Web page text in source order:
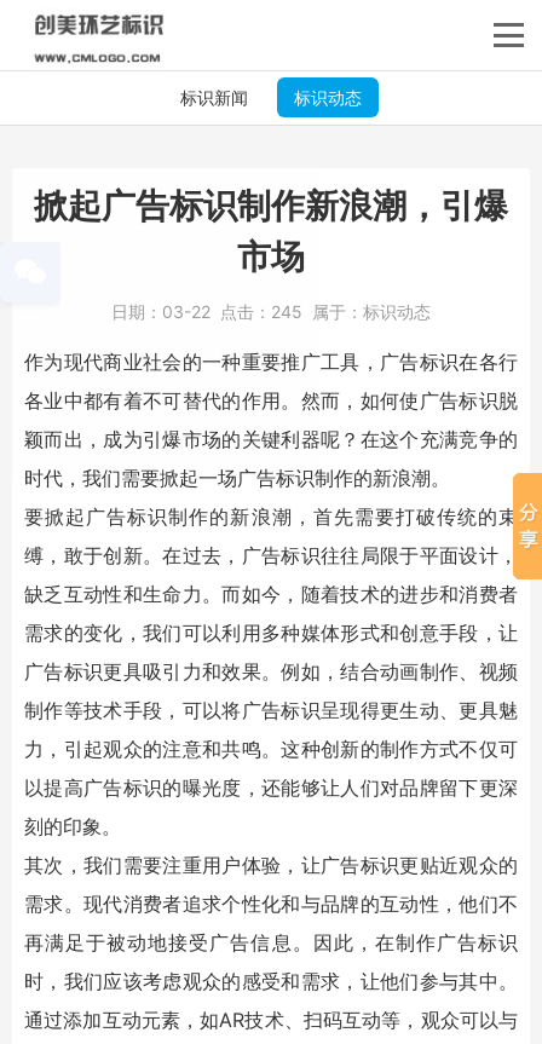
标识新闻 标识动态
掀起广告标识制作新浪潮，引爆
市场
日期： 03-22 点击： 245 属于： 标识动态
作为现代商业社会的一种重要推广工具， 广告标识在各行
各业中都有着不可替代的作用。然而，如何使广告标识脱
颖而出，成为引爆市场的关键利器呢？在这个充满竞争的
时代，我们需要掀起一场广告标识制作的新浪潮。
要掀起广告标识制作的新浪潮，首先需要打破传统的束
缚，敢于创新。在过去， 广告标识往往局限于平面设计，
缺乏互动性和生命力。而如今，随着技术的进步和消费者
需求的变化，我们可以利用多种媒体形式和创意手段，让
广告标识更具吸引力和效果。例如，结合动画制作、视频
制作等技术手段，可以将广告标识呈现得更生动、更具魅
力，引起观众的注意和共鸣。这种创新的制作方式不仅可
以提高广告标识的曝光度，还能够让人们对品牌留下更深
刻的印象。
其次，我们需要注重用户体验，让广告标识更贴近观众的
需求。现代消费者追求个性化和与品牌的互动性，他们不
再满足于被动地接受广告信息。因此，在制作广告标识
时，我们应该考虑观众的感受和需求，让他们参与其中。
通过添加互动元素，如AR技术、扫码互动等，观众可以与